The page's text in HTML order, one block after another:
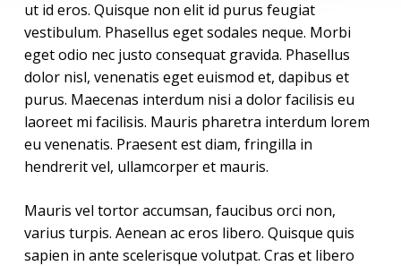
ut id eros. Quisque non elit id purus feugiat
vestibulum. Phasellus eget sodales neque. Morbi
eget odio nec justo consequat gravida. Phasellus
dolor nisl, venenatis eget euismod et, dapibus et
purus. Maecenas interdum nisi a dolor facilisis eu
laoreet mi facilisis. Mauris pharetra interdum lorem
eu venenatis. Praesent est diam, fringilla in
hendrerit vel, ullamcorper et mauris.
Mauris vel tortor accumsan, faucibus orci non,
varius turpis. Aenean ac eros libero. Quisque quis
sapien in ante scelerisque volutpat. Cras et libero